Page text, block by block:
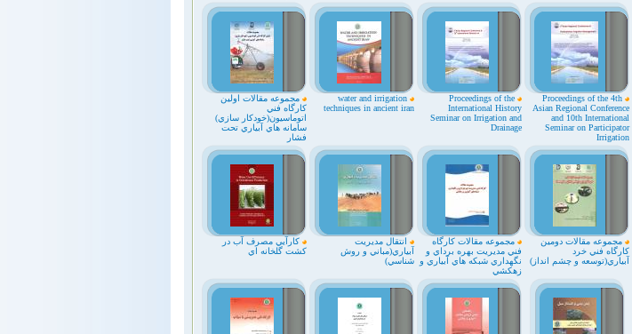
مجموعه مقالات اولين
كارگاه فني
اتوماسيون(خودكار سازي)
سامانه هاي آبياري تحت
فشار
water and irrigation
techniques in ancient iran
Proceedings of the
International History
Seminar on Irrigation and
Drainage
Proceedings of the 4th
Asian Regional Conference
and 10th International
Seminar on Participator
Irrigation
کارآيي مصرف آب در
کشت گلخانه اي
انتقال مديريت
آبياري(مباني و روش
شناسي)
مجموعه مقالات كارگاه
فني مديريت بهره برداي و
نگهداري شبكه هاي آبياري و
زهكشي
مجموعه مقالات دومين
كارگاه فني خرد
آبياري(توسعه و چشم انداز)